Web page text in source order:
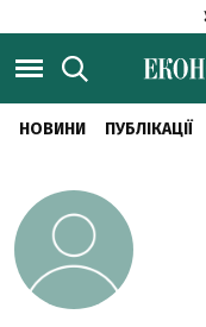
НОВИНИ ПУБЛІКАЦІЇ